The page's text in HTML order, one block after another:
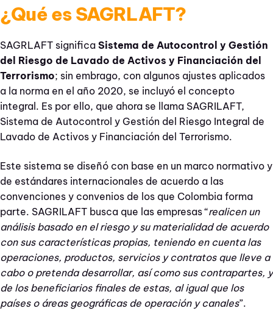
¿Qué es SAGRLAFT?
SAGRLAFT significa Sistema de Autocontrol y Gestión
del Riesgo de Lavado de Activos y Financiación del
Terrorismo; sin embrago, con algunos ajustes aplicados
a la norma en el año 2020, se incluyó el concepto
integral. Es por ello, que ahora se llama SAGRILAFT,
Sistema de Autocontrol y Gestión del Riesgo Integral de
Lavado de Activos y Financiación del Terrorismo.
Este sistema se diseñó con base en un marco normativo y
de estándares internacionales de acuerdo a las
convenciones y convenios de los que Colombia forma
parte. SAGRILAFT busca que las empresas “realicen un
análisis basado en el riesgo y su materialidad de acuerdo
con sus características propias, teniendo en cuenta las
operaciones, productos, servicios y contratos que lleve a
cabo o pretenda desarrollar, así como sus contrapartes, y
de los beneficiarios finales de estas, al igual que los
países o áreas geográficas de operación y canales”.